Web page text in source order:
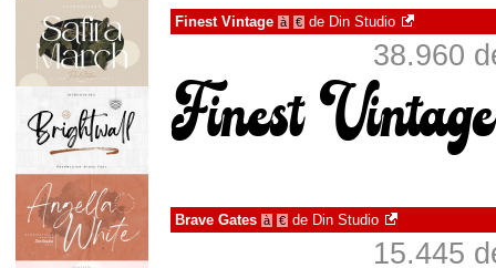
Finest Vintage à € de Din Studio
38.960
Brave Gates à € de Din Studio
15.445